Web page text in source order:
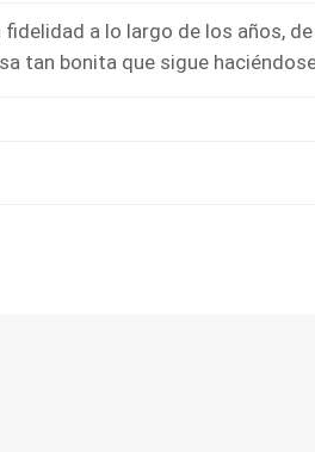
a lo largo de los años,
tan bonita que sigue